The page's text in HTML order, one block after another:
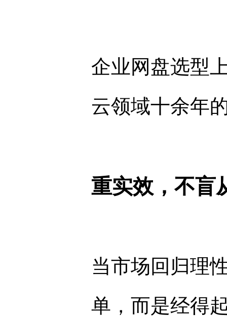
企业网盘选型
云领域十余年
重实效，不盲
当市场回归理
单，而是经得